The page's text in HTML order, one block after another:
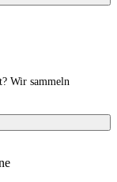
Wir sammeln